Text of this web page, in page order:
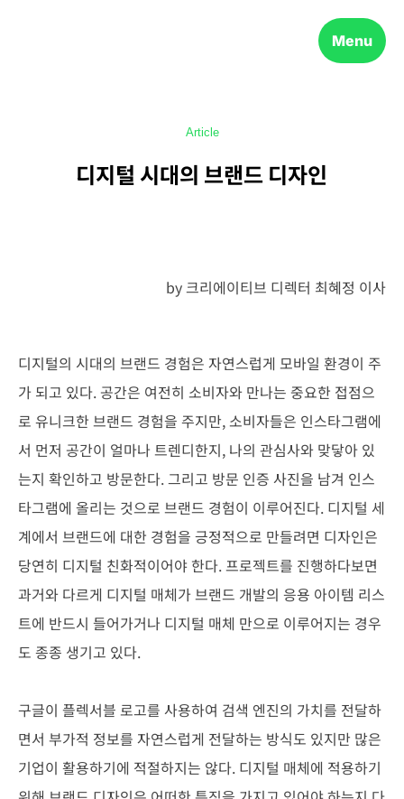
Menu
Article
디지털 시대의 브랜드 디자인
by 크리에이티브 디렉터 최혜정 이사
디지털의 시대의 브랜드 경험은 자연스럽게 모바일 환경이 주
가 되고 있다. 공간은 여전히 소비자와 만나는 중요한 접점으
로 유니크한 브랜드 경험을 주지만, 소비자들은 인스타그램에
서 먼저 공간이 얼마나 트렌디한지, 나의 관심사와 맞닿아 있
는지 확인하고 방문한다. 그리고 방문 인증 사진을 남겨 인스
타그램에 올리는 것으로 브랜드 경험이 이루어진다. 디지털 세
계에서 브랜드에 대한 경험을 긍정적으로 만들려면 디자인은
당연히 디지털 친화적이어야 한다. 프로젝트를 진행하다보면
과거와 다르게 디지털 매체가 브랜드 개발의 응용 아이템 리스
트에 반드시 들어가거나 디지털 매체 만으로 이루어지는 경우
도 종종 생기고 있다.
구글이 플렉서블 로고를 사용하여 검색 엔진의 가치를 전달하
면서 부가적 정보를 자연스럽게 전달하는 방식도 있지만 많은
기업이 활용하기에 적절하지는 않다. 디지털 매체에 적용하기